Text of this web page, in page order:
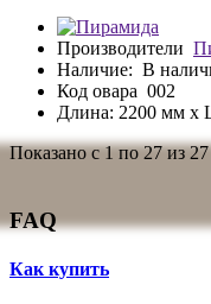
Производители
Наличие: В
Код овара 002
Длина: 2200 мм x
Показано с 1 по 27 из
FAQ
Как купить